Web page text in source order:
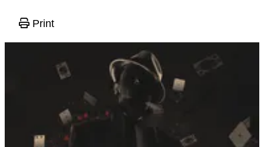
Print